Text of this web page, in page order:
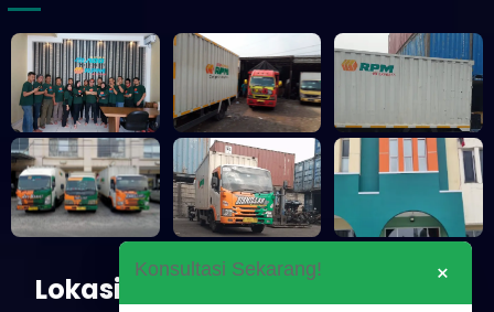
Lokasi
Konsultasi Sekarang! ×